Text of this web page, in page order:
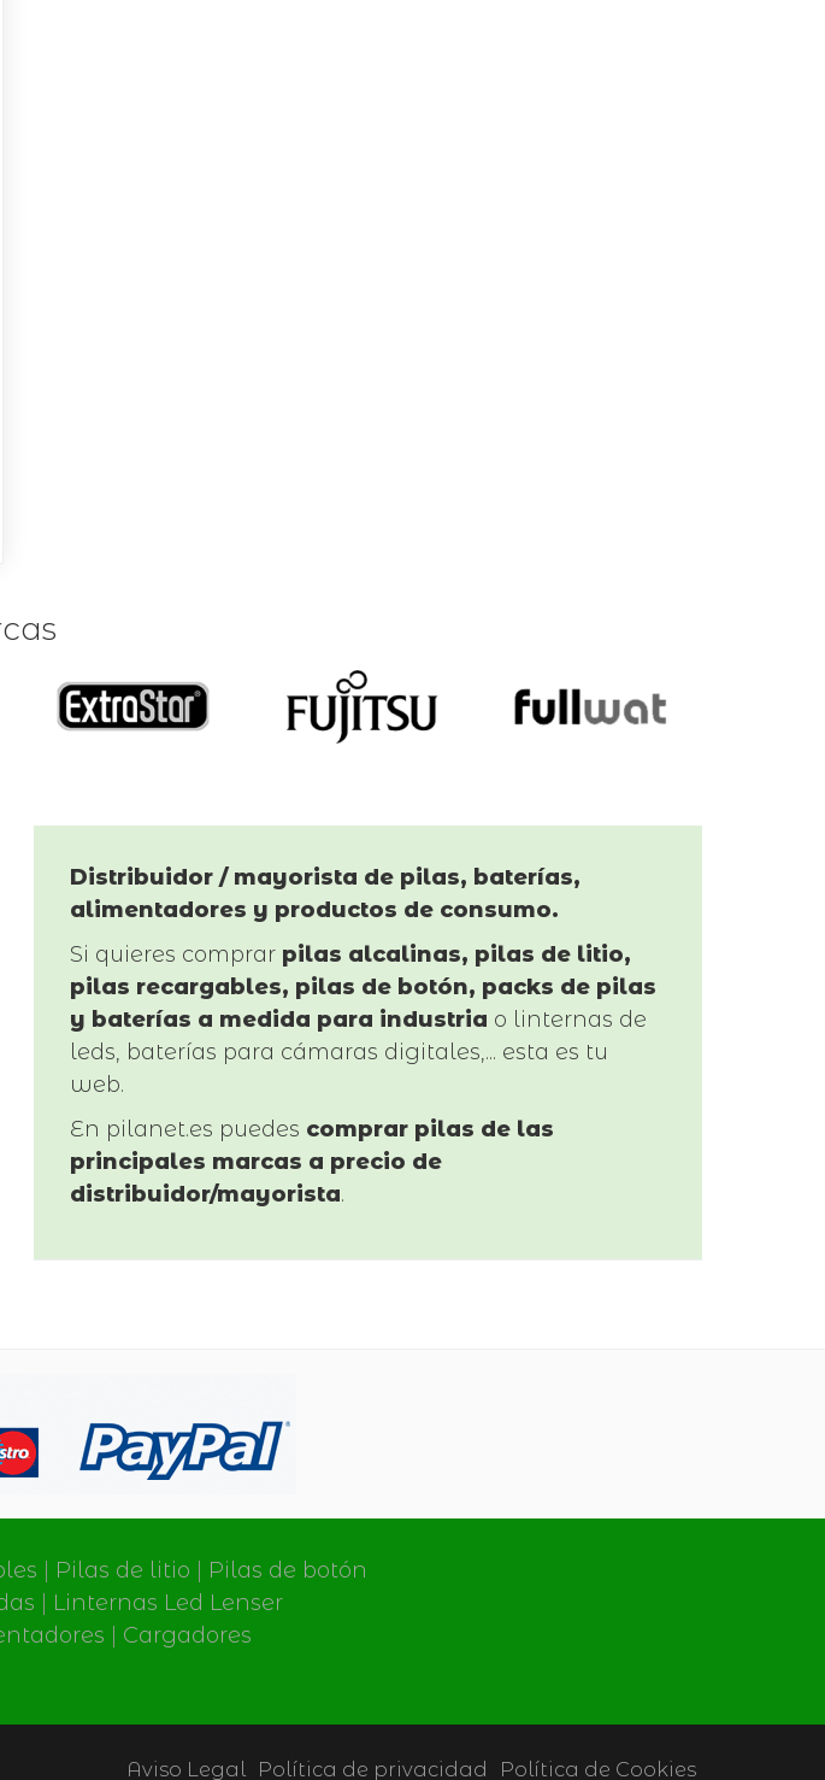
Distribuidor / mayorista de pilas, baterías,
alimentadores y productos de consumo.
Si quieres comprar pilas alcalinas, pilas de litio,
pilas recargables, pilas de botón, packs de pilas
y baterías a medida para industria o linternas de
leds, baterías para cámaras digitales,... esta es tu
web.
En pilanet.es puedes comprar pilas de las
principales marcas a precio de
distribuidor/mayorista.
Pilas de litio
Pilas de botón
Linternas Led Lenser
Cargadores
Aviso Legal Política de privacidad Política de Cookies